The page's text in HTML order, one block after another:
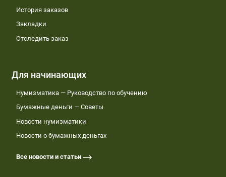
История заказов
Закладки
Отследить заказ
Для начинающих
Нумизматика — Руководство по обучению
Бумажные деньги — Советы
Новости нумизматики
Новости о бумажных деньгах
Все новости и статьи